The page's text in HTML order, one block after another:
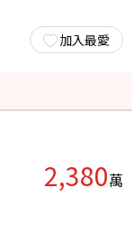
加入最愛
2,380萬